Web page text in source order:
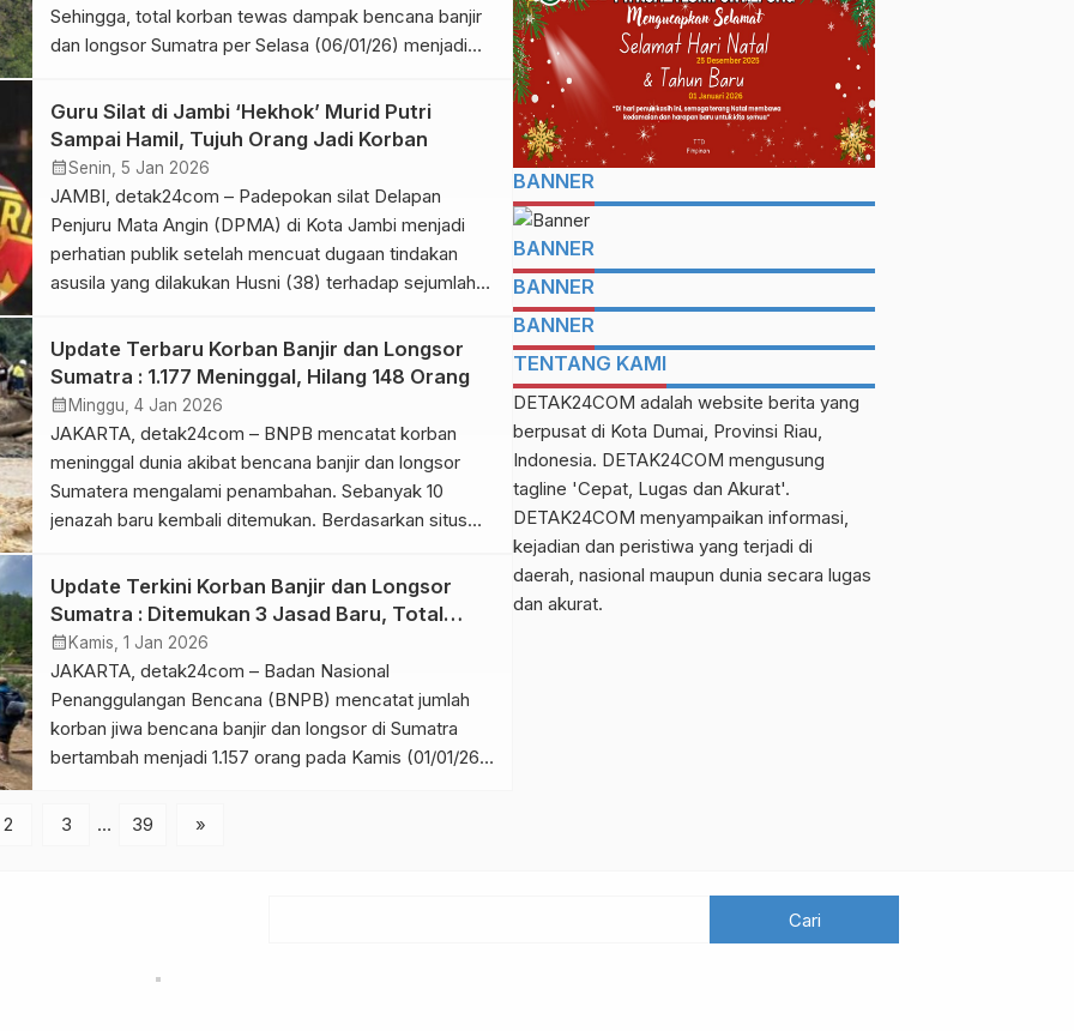
Sehingga, total korban tewas dampak bencana banjir
dan longsor Sumatra per Selasa (06/01/26) menjadi
Komunikasi Kebencanaan BNPB Abdul Muhari
menyampaikan data terbaru korban jiwa bencana
banjir dan tanah longsor Sumatera yang kini mencapai
1.178 jiwa. […]
Guru Silat di Jambi ‘Hekhok’ Murid Putri
Sampai Hamil, Tujuh Orang Jadi Korban
calendar_monthSenin, 5 Jan 2026
JAMBI, detak24com – Padepokan silat Delapan
Penjuru Mata Angin (DPMA) di Kota Jambi menjadi
perhatian publik setelah mencuat dugaan tindakan
asusila yang dilakukan Husni (38) terhadap sejumlah
terungkap setelah orangtua korban mengetahui
peristiwa tersebut. Sementara, Husni diketahui
merupakan guru sekaligus pengurus utama
padepokan silat DPMA yang berlokasi di Olak […]
Update Terbaru Korban Banjir dan Longsor
Sumatra : 1.177 Meninggal, Hilang 148 Orang
calendar_month Minggu, 4 Jan 2026
JAKARTA, detak24com – BNPB mencatat korban
meninggal dunia akibat bencana banjir dan longsor
Sumatera mengalami penambahan. Sebanyak 10
jenazah baru kembali ditemukan. Berdasarkan situs
meninggal akibat bencana di tiga provinsi tersebut
sebanyak 1.177 jiwa. Sementara itu, sebanyak 148
orang masih dinyatakan hilang. “Jumlah pengungsi
saat ini masih […]
Update Terkini Korban Banjir dan Longsor
Sumatra : Ditemukan 3 Jasad Baru, Total
Meninggal 1.157 Orang
calendar_month Kamis, 1 Jan 2026
JAKARTA, detak24com – Badan Nasional
Penanggulangan Bencana (BNPB) mencatat jumlah
korban jiwa bencana banjir dan longsor di Sumatra
bertambah menjadi 1.157 orang pada Kamis (01/01/26).
Utara sehingga ini menambah jumlah total rekapitulasi
2 3 … 39 »
BANNER
BANNER
BANNER
BANNER
TENTANG KAMI
DETAK24COM adalah website berita yang
berpusat di Kota Dumai, Provinsi Riau,
Indonesia. DETAK24COM mengusung
tagline 'Cepat, Lugas dan Akurat'.
DETAK24COM menyampaikan informasi,
kejadian dan peristiwa yang terjadi di
daerah, nasional maupun dunia secara lugas
dan akurat.